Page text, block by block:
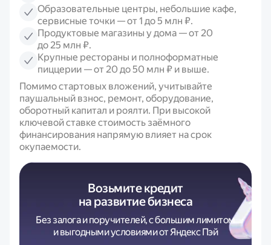
Образовательные центры, небольшие кафе,
сервисные точки — от 1 до 5 млн ₽.
Продуктовые магазины у дома — от 20
до 25 млн ₽.
Крупные рестораны и полноформатные
пиццерии — от 20 до 50 млн ₽ и выше.
Помимо стартовых вложений, учитывайте
паушальный взнос, ремонт, оборудование,
оборотный капитал и роялти. При высокой
ключевой ставке стоимость заёмного
финансирования напрямую влияет на срок
окупаемости.
Возьмите кредит
на развитие бизнеса
Без залога и поручителей, с большим лимитом
и выгодными условиями от Яндекс Пэй